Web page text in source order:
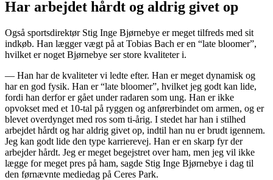
Har arbejdet hårdt og aldrig givet op
Også sportsdirektør Stig Inge Bjørnebye er meget tilfreds med sit
indkøb. Han lægger vægt på at Tobias Bach er en “late bloomer”,
hvilket er noget Bjørnebye ser store kvaliteter i.
— Han har de kvaliteter vi ledte efter. Han er meget dynamisk og
har en god fysik. Han er “late bloomer”, hvilket jeg godt kan lide,
fordi han derfor er gået under radaren som ung. Han er ikke
opvokset med et 10-tal på ryggen og anførerbindet om armen, og er
blevet overdynget med ros som ti-årig. I stedet har han i stilhed
arbejdet hårdt og har aldrig givet op, indtil han nu er brudt igennem.
Jeg kan godt lide den type karrierevej. Han er en skarp fyr der
arbejder hårdt. Jeg er meget begejstret over ham, men jeg vil ikke
lægge for meget pres på ham, sagde Stig Inge Bjørnebye i dag til
den førnævnte mediedag på Ceres Park.